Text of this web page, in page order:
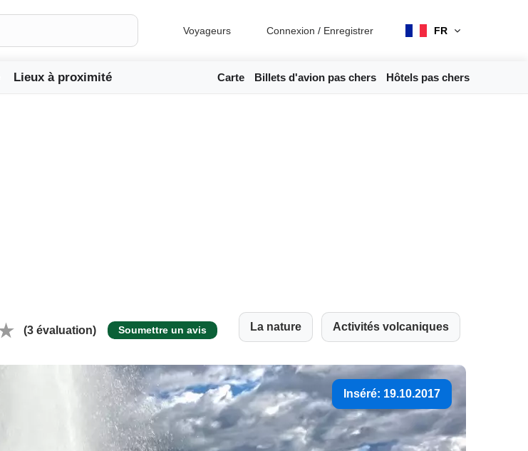
Voyageurs Connexion / Enregistrer FR
Lieux à proximité Carte Billets d'avion pas chers Hôtels pas chers
(3 évaluation) Soumettre un avis La nature Activités volcaniques
Inséré: 19.10.2017